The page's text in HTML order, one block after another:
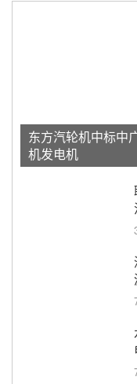
东方汽轮机中标中
机发电机